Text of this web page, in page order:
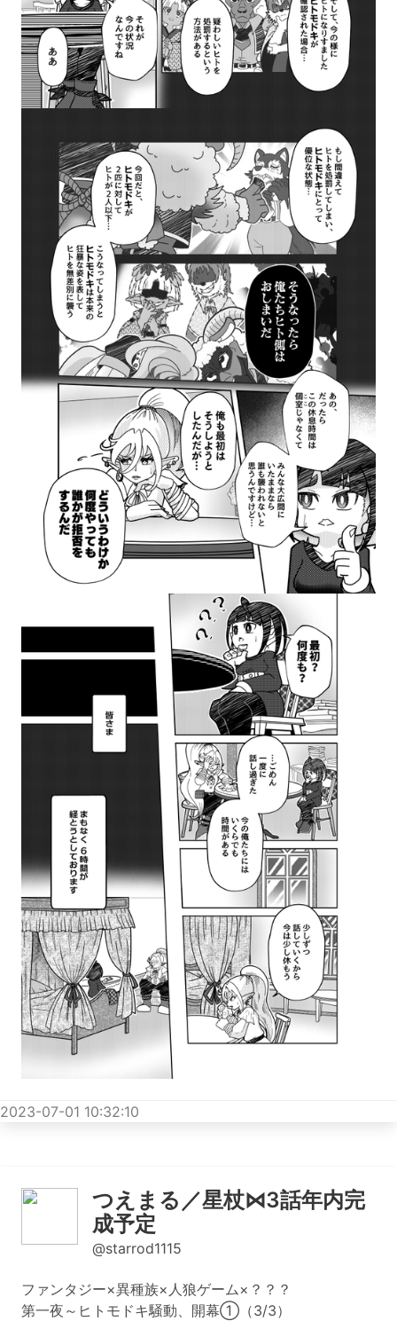
2023-07-01 10:32:10
つえまる／星杖⋈3話年内完
成予定
@starrod1115
ファンタジー×異種族×人狼ゲーム×？？？
第一夜～ヒトモドキ騒動、開幕①（3/3）